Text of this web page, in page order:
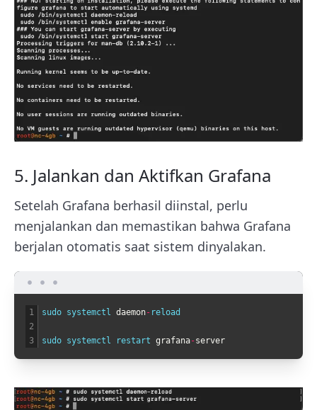
5. Jalankan dan Aktifkan Grafana
Setelah Grafana berhasil diinstal, perlu
menjalankan dan memastikan bahwa Grafana
berjalan otomatis saat sistem dinyalakan.
1
2
3
sudo systemctl daemon- reload
sudo systemctl restart grafana-server